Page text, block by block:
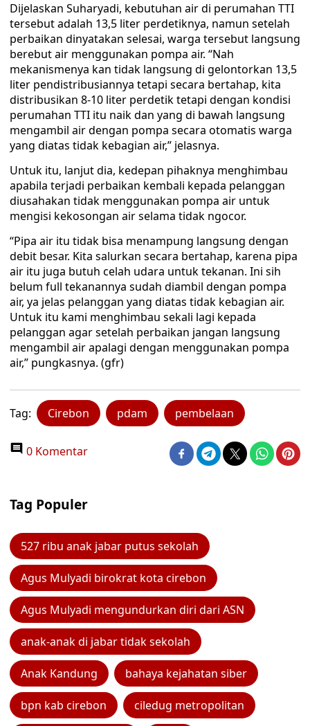
Dijelaskan Suharyadi, kebutuhan air di perumahan TTI
tersebut adalah 13,5 liter perdetiknya, namun setelah
perbaikan dinyatakan selesai, warga tersebut langsung
berebut air menggunakan pompa air. “Nah
mekanismenya kan tidak langsung di gelontorkan 13,5
liter pendistribusiannya tetapi secara bertahap, kita
distribusikan 8-10 liter perdetik tetapi dengan kondisi
perumahan TTI itu naik dan yang di bawah langsung
mengambil air dengan pompa secara otomatis warga
yang diatas tidak kebagian air,” jelasnya.
Untuk itu, lanjut dia, kedepan pihaknya menghimbau
apabila terjadi perbaikan kembali kepada pelanggan
diusahakan tidak menggunakan pompa air untuk
mengisi kekosongan air selama tidak ngocor.
“Pipa air itu tidak bisa menampung langsung dengan
debit besar. Kita salurkan secara bertahap, karena pipa
air itu juga butuh celah udara untuk tekanan. Ini sih
belum full tekanannya sudah diambil dengan pompa
air, ya jelas pelanggan yang diatas tidak kebagian air.
Untuk itu kami menghimbau sekali lagi kepada
pelanggan agar setelah perbaikan jangan langsung
mengambil air apalagi dengan menggunakan pompa
air,” pungkasnya. (gfr)
Tag: Cirebon pdam pembelaan
0 Komentar
Tag Populer
527 ribu anak jabar putus sekolah
Agus Mulyadi birokrat kota cirebon
Agus Mulyadi mengundurkan diri dari ASN
anak-anak di jabar tidak sekolah
Anak Kandung bahaya kejahatan siber
bpn kab cirebon ciledug metropolitan